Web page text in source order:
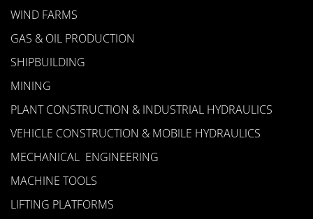
WIND FARMS
GAS & OIL PRODUCTION
SHIPBUILDING
MINING
PLANT CONSTRUCTION & INDUSTRIAL HYDRAULICS
VEHICLE CONSTRUCTION & MOBILE HYDRAULICS
MECHANICAL ENGINEERING
MACHINE TOOLS
LIFTING PLATFORMS